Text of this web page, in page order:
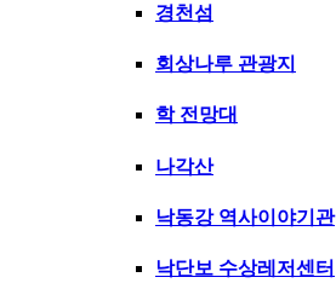
경천섬
회상나루 관광지
학 전망대
나각산
낙동강 역사이야기관
낙단보 수상레저센터